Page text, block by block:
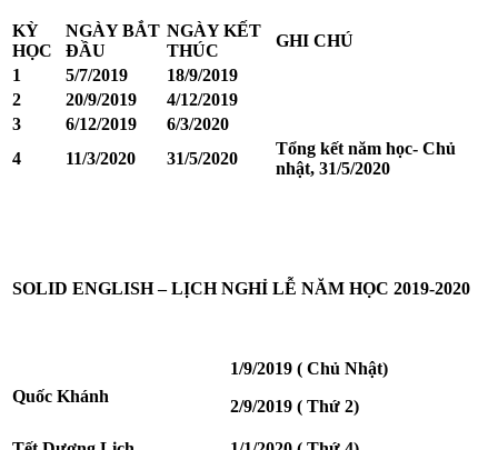
KỲ
HỌC
NGÀY BẮT
ĐẦU
NGÀY KẾT
THÚC
GHI CHÚ
1
5/7/2019
18/9/2019
2
20/9/2019
4/12/2019
3
6/12/2019
6/3/2020
4
11/3/2020 31/5/2020
Tổng kết năm học- Chủ
nhật, 31/5/2020
SOLID ENGLISH – LỊCH NGHỈ LỄ NĂM HỌC 2019-2020
Quốc Khánh
1/9/2019 ( Chủ Nhật)
2/9/2019 ( Thứ 2)